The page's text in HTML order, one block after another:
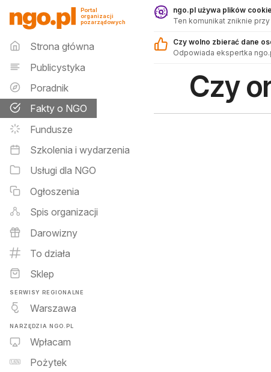
Fakty o NGO - ngo.pl
Portal
organizacji
pozarządowych
Menu główne
Strona główna
Publicystyka
Poradnik
Fakty o NGO
Fundusze
Szkolenia i wydarzenia
Usługi dla NGO
Ogłoszenia
Spis organizacji
Darowizny
To działa
Sklep
SERWISY REGIONALNE
Warszawa
NARZĘDZIA NGO.PL
Wpłacam
Pożytek
ngo.pl używa plików
Ten komunikat zniknie
Czy wolno zbierać dane
Odpowiada ekspertka
Czy